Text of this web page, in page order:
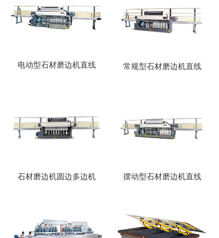
电动型石材磨边机直线 常规型石材磨边机直线
石材磨边机圆边多边机 摆动型石材磨边机直线